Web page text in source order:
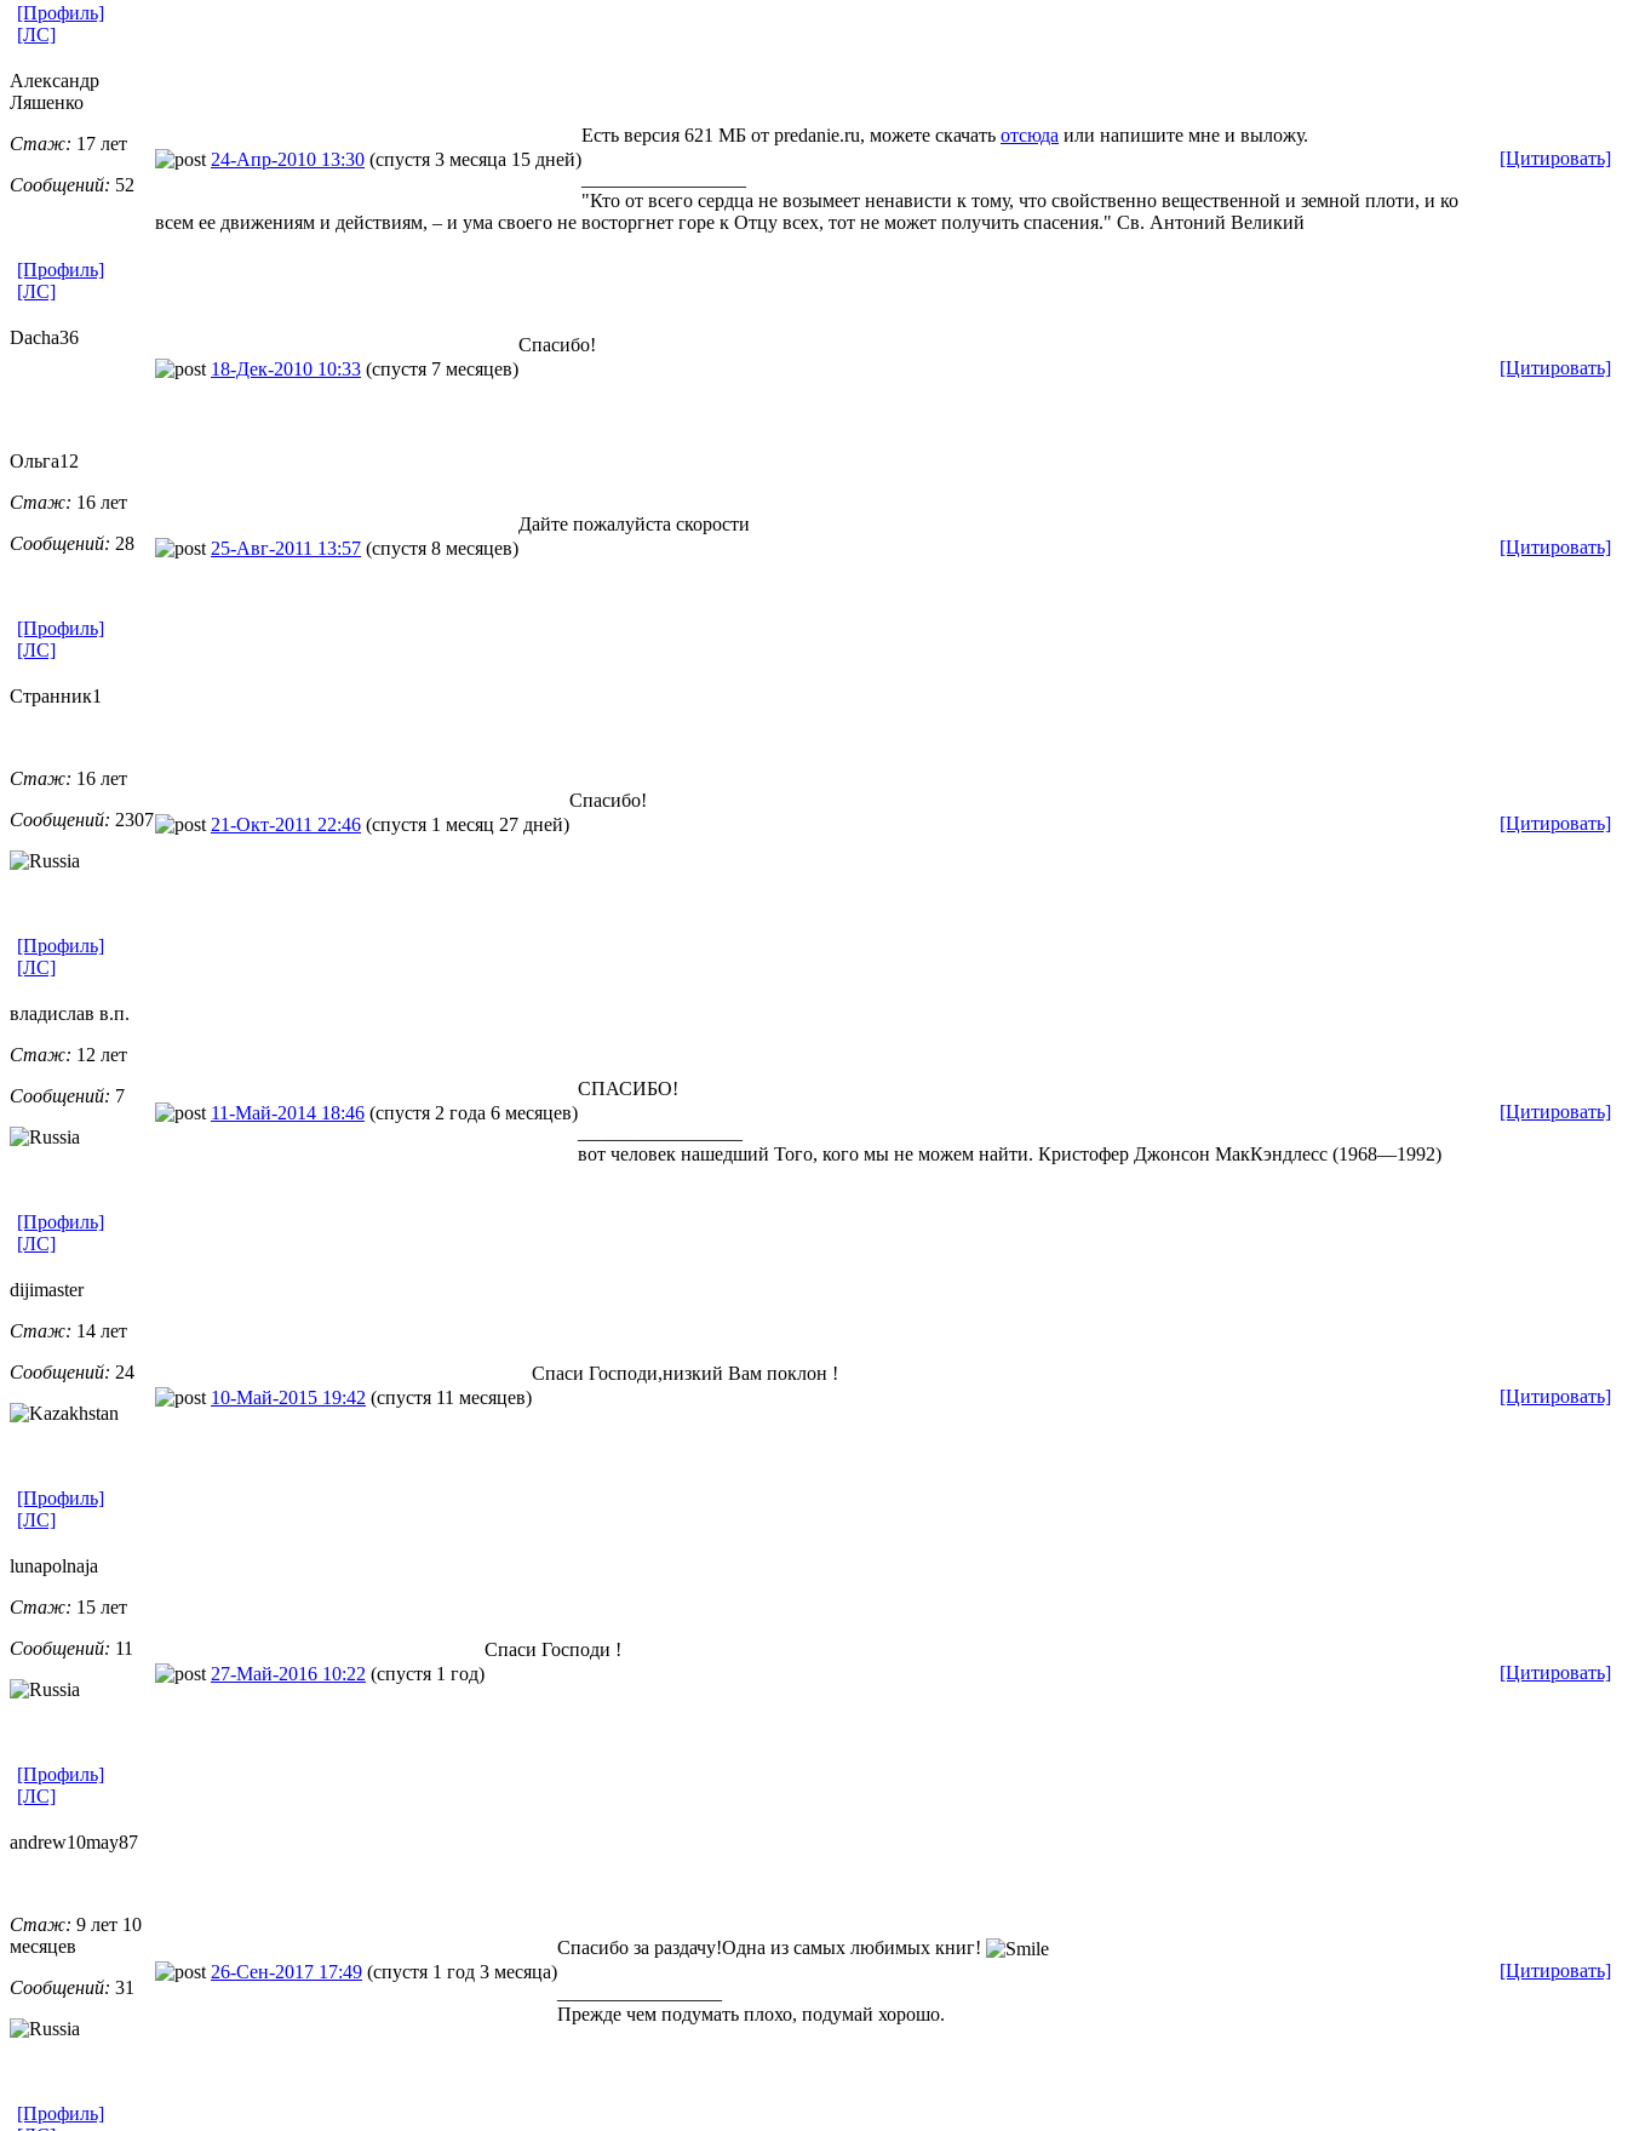
[Профиль]
[ЛС]
Александр
Ляшенко
Стаж: 17 лет
Сообщений: 52
24-Апр-2010 13:30 (спустя 3 месяца 15 дней) [Цитировать]
Есть версия 621 МБ от predanie.ru, можете скачать отсюда или напишите мне и выложу.
"Кто от всего сердца не возымеет ненависти к тому, что свойственно вещественной и земной плоти, и ко
всем ее движениям и действиям, – и ума своего не восторгнет горе к Отцу всех, тот не может получить спасения." Св. Антоний Великий
[Профиль]
[ЛС]
Dacha36
18-Дек-2010 10:33 (спустя 7 месяцев) [Цитировать]
Спасибо!
Ольга12
Стаж: 16 лет
Сообщений: 28 25-Авг-2011 13:57 (спустя 8 месяцев) [Цитировать]
Дайте пожалуйста скорости
[Профиль]
[ЛС]
Странник1
Стаж: 16 лет
Сообщений: 2307 21-Окт-2011 22:46 (спустя 1 месяц 27 дней) [Цитировать]
Спасибо!
[Профиль]
[ЛС]
владислав в.п.
Стаж: 12 лет
Сообщений: 7
11-Май-2014 18:46 (спустя 2 года 6 месяцев) [Цитировать]
СПАСИБО!
вот человек нашедший Того, кого мы не можем найти. Кристофер Джонсон МакКэндлесс (1968—1992)
[Профиль]
[ЛС]
dijimaster
Стаж: 14 лет
Сообщений: 24
10-Май-2015 19:42 (спустя 11 месяцев) [Цитировать]
Спаси Господи,низкий Вам поклон !
[Профиль]
[ЛС]
lunapolnaja
Стаж: 15 лет
Сообщений: 11
27-Май-2016 10:22 (спустя 1 год) [Цитировать]
Спаси Господи !
[Профиль]
[ЛС]
andrew10may8​7
Стаж: 9 лет 10
месяцев
Сообщений: 31
26-Сен-2017 17:49 (спустя 1 год 3 месяца) [Цитировать]
Спасибо за раздачу!Одна из самых любимых книг!
Прежде чем подумать плохо, подумай хорошо.
[Профиль]